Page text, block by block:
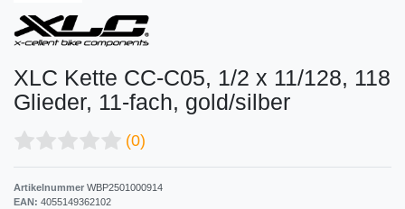
XLC Kette CC-C05, 1/2 x 11/128, 118
Glieder, 11-fach, gold/silber
(0)
Artikelnummer WBP2501000914
EAN: 4055149362102